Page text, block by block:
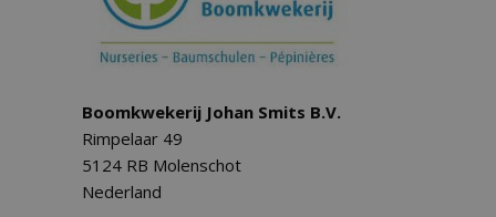
Boomkwekerij Johan Smits B.V.
Rimpelaar 49
5124 RB Molenschot
Nederland